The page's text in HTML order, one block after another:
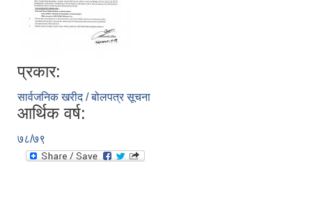
प्रकार:
सार्वजनिक खरीद / बोलपत्र सूचना
आर्थिक वर्ष:
७८/७९